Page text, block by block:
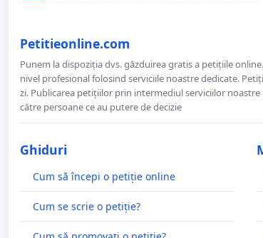
Petitieonline.com
Punem la dispoziția dvs. găzduirea gratis a petițiile
nivel profesional folosind serviciile noastre dedicate.
zi. Publicarea petițiilor prin intermediul serviciilor
către persoane ce au putere de decizie
Ghiduri
Cum să începi o petiție online
Cum se scrie o petiție?